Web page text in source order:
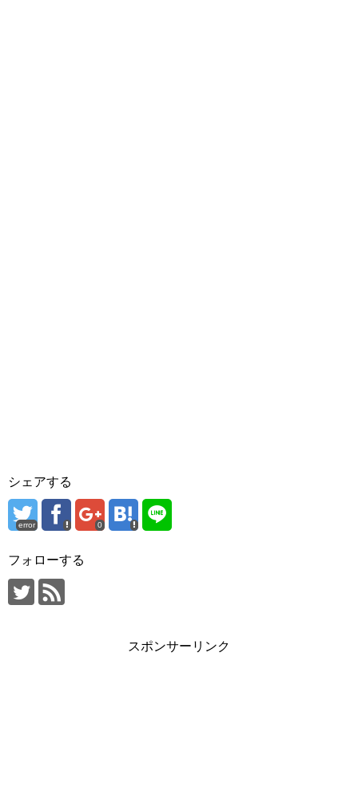
シェアする
error 0
フォローする
スポンサーリンク